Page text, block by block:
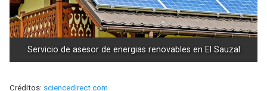
Servicio de asesor de energias renovables en El Sauzal
Créditos: sciencedirect.com